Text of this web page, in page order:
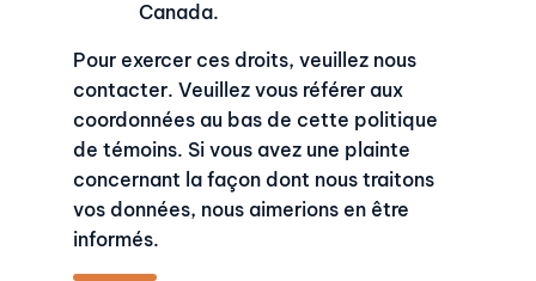
Canada.
Pour exercer ces droits, veuillez nous
contacter. Veuillez vous référer aux
coordonnées au bas de cette politique
de témoins. Si vous avez une plainte
concernant la façon dont nous traitons
vos données, nous aimerions en être
informés.